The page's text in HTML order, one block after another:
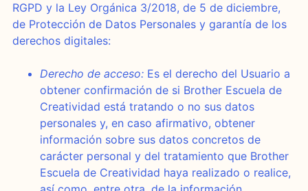
RGPD y la Ley Orgánica 3/2018, de 5 de diciembre,
de Protección de Datos Personales y garantía de los
derechos digitales:
Derecho de acceso:Es el derecho del Usuario a
obtener confirmación de si Brother Escuela de
Creatividad está tratando o no sus datos
personales y, en caso afirmativo, obtener
información sobre sus datos concretos de
carácter personal y del tratamiento que Brother
Escuela de Creatividad haya realizado o realice,